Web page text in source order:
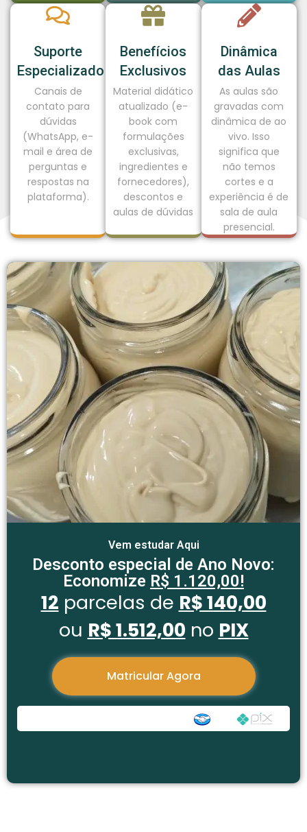
Suporte
Especializado
Canais de
contato para
dúvidas
(WhatsApp, e-
mail e área de
perguntas e
respostas na
plataforma).
Benefícios
Exclusivos
Material didático
atualizado (e-
book com
formulações
exclusivas,
ingredientes e
fornecedores),
descontos e
aulas de dúvidas
Dinâmica
das Aulas
As aulas são
gravadas com
dinâmica de ao
vivo. Isso
significa que
não temos
cortes e a
experiência é de
sala de aula
presencial.
Vem estudar Aqui
Desconto especial de Ano Novo:
Economize R$ 1.120,00!
12 parcelas de R$ 140,00
ou R$ 1.512,00 no PIX
Matricular Agora